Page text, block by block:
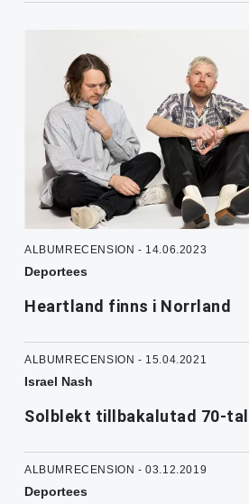
ALBUMRECENSION - 14.06.2023
Deportees
Heartland finns i Norrland
ALBUMRECENSION - 15.04.2021
Israel Nash
Solblekt tillbakalutad 70-
ALBUMRECENSION - 03.12.2019
Deportees